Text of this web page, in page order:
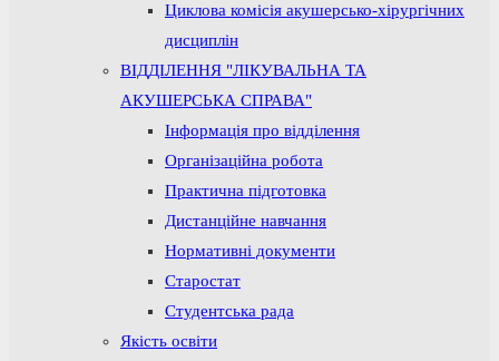
Циклова комісія акушерсько-хірургічних
дисциплін
ВІДДІЛЕННЯ "ЛІКУВАЛЬНА ТА
АКУШЕРСЬКА СПРАВА"
Інформація про відділення
Організаційна робота
Практична підготовка
Дистанційне навчання
Нормативні документи
Старостат
Студентська рада
Якість освіти